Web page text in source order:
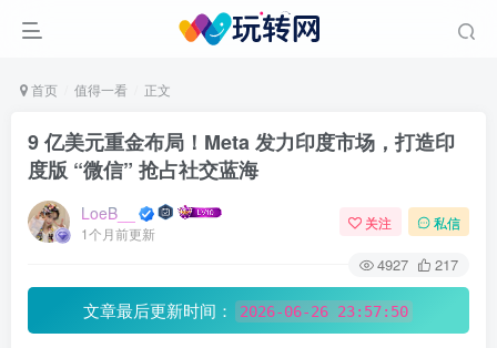
首页 值得一看 正文
9 亿美元重金布局！Meta 发力印度市场，打造印
度版 “微信” 抢占社交蓝海
LoeB__
1个月前更新
关注 私信
4927 217
文章最后更新时间： 2026-06-26 23:57:50